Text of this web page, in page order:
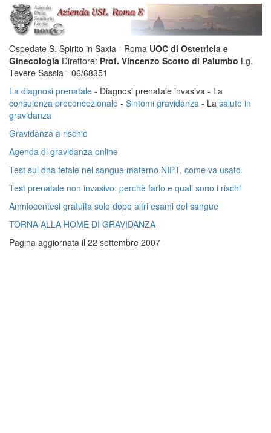
Ospedate S. Spirito in Saxia - Roma UOC di Ostetricia e
Ginecologia Direttore: Prof. Vincenzo Scotto di Palumbo Lg.
Tevere Sassia - 06/68351
La diagnosi prenatale - Diagnosi prenatale invasiva - La
consulenza preconcezionale - Sintomi gravidanza - La salute in
gravidanza
Gravidanza a rischio
Agenda di gravidanza online
Test sul dna fetale nel sangue materno NIPT, come va usato
Test prenatale non invasivo: perchè farlo e quali sono i rischi
Amniocentesi gratuita solo dopo altri esami del sangue
TORNA ALLA HOME DI GRAVIDANZA
Pagina aggiornata il 22 settembre 2007